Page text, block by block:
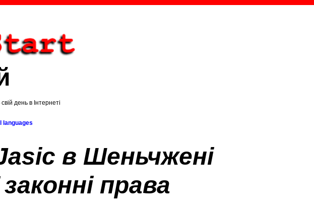
день в Інтернеті
languages
в Шеньчжені
права